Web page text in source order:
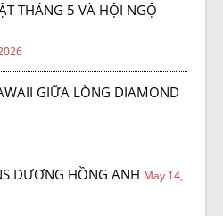
THÁNG 5 VÀ HỘI NGỘ
GIỮA LÒNG DIAMOND
DƯƠNG HỒNG ANH May 14,